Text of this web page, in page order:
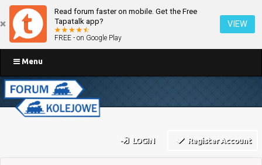
Read forum faster on mobile. Get the Free
Tapatalk app?
FREE - on Google Play
VIEW
Menu
LOGIN Register Account